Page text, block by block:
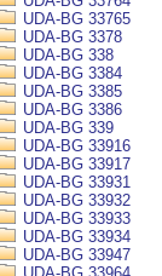
UDA-BG 33765
UDA-BG 3378
UDA-BG 338
UDA-BG 3384
UDA-BG 3385
UDA-BG 3386
UDA-BG 339
UDA-BG 33916
UDA-BG 33917
UDA-BG 33931
UDA-BG 33932
UDA-BG 33933
UDA-BG 33934
UDA-BG 33947